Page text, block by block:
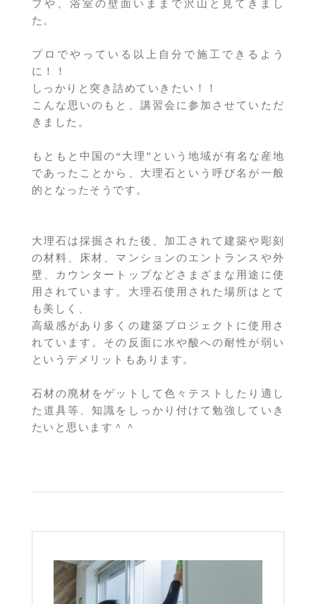
プや、浴室の壁面いままで沢山と見てきまし
た。
プロでやっている以上自分で施工できるよう
に！！
しっかりと突き詰めていきたい！！
こんな思いのもと、講習会に参加させていただ
きました。
もともと中国の“大理”という地域が有名な産地
であったことから、大理石という呼び名が一般
的となったそうです。
大理石は採掘された後、加工されて建築や彫刻
の材料、床材、マンションのエントランスや外
壁、カウンタートップなどさまざまな用途に使
用されています。大理石使用された場所はとて
も美しく、
高級感があり多くの建築プロジェクトに使用さ
れています。その反面に水や酸への耐性が弱い
というデメリットもあります。
石材の廃材をゲットして色々テストしたり適し
た道具等、知識をしっかり付けて勉強していき
たいと思います＾＾